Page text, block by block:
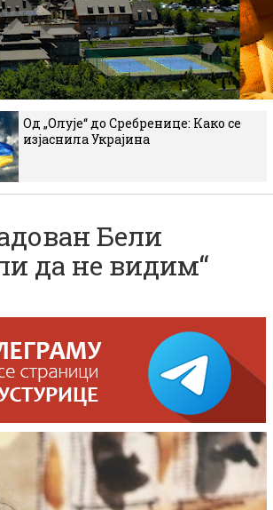
Од „Олује“ до Сребренице: Како се
изјаснила Украјина
Бели
да не видим“